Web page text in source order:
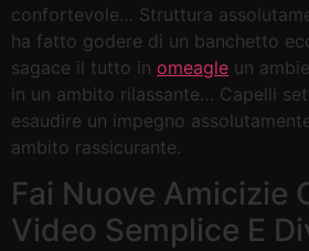
confortevole… Struttura
ha fatto godere di un banchetto
sagace il tutto in omeagle un
in un ambito rilassante… Capelli
esaudire un impegno
ambito rassicurante.
Fai Nuove Amicizie
Video Semplice E